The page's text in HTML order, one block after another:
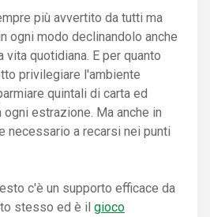
più avvertito da tutti ma
ogni modo declinandolo anche
quotidiana. E per quanto
privilegiare l'ambiente
quintali di carta ed
estrazione. Ma anche in
necessario a recarsi nei punti
c'è un supporto efficace da
stesso ed è il gioco